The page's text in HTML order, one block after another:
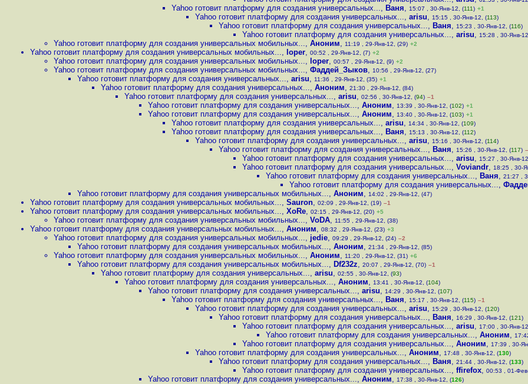
Yahoo готовит платформу для создания универсальных..., Ваня, 15:07 , 30-Янв-12, (111) +1
Yahoo готовит платформу для создания универсальных..., arisu, 15:15 , 30-Янв-12, (113)
Yahoo готовит платформу для создания универсальных..., Ваня, 15:23 , 30-Янв-12, (116)
Yahoo готовит платформу для создания универсальных..., arisu, 15:28 , 30-Янв-
Yahoo готовит платформу для создания универсальных мобильных..., Аноним, 11:19 , 29-Янв-12, (29) +2
Yahoo готовит платформу для создания универсальных мобильных..., loper, 00:52 , 29-Янв-12, (7) +2
Yahoo готовит платформу для создания универсальных мобильных..., loper, 00:57 , 29-Янв-12, (9) +2
Yahoo готовит платформу для создания универсальных мобильных..., Фаддей_Зыков, 10:56 , 29-Янв-12, (27)
Yahoo готовит платформу для создания универсальных..., arisu, 11:36 , 29-Янв-12, (35) +1
Yahoo готовит платформу для создания универсальных..., Аноним, 21:30 , 29-Янв-12, (84)
Yahoo готовит платформу для создания универсальных..., arisu, 02:56 , 30-Янв-12, (94) –1
Yahoo готовит платформу для создания универсальных..., Аноним, 13:39 , 30-Янв-12, (102) +1
Yahoo готовит платформу для создания универсальных..., Аноним, 13:40 , 30-Янв-12, (103) +1
Yahoo готовит платформу для создания универсальных..., arisu, 14:34 , 30-Янв-12, (109)
Yahoo готовит платформу для создания универсальных..., Ваня, 15:13 , 30-Янв-12, (112)
Yahoo готовит платформу для создания универсальных..., arisu, 15:16 , 30-Янв-12, (114)
Yahoo готовит платформу для создания универсальных..., Ваня, 15:26 , 30-Янв-12, (117)
Yahoo готовит платформу для создания универсальных..., arisu, 15:27 , 30-Янв-
Yahoo готовит платформу для создания универсальных..., Voviandr, 18:25 , 30-
Yahoo готовит платформу для создания универсальных..., Ваня, 21:27 ,
Yahoo готовит платформу для создания универсальных...,
Yahoo готовит платформу для создания универсальных мобильных..., Аноним, 14:02 , 29-Янв-12, (47)
Yahoo готовит платформу для создания универсальных мобильных..., Sauron, 02:09 , 29-Янв-12, (19) –1
Yahoo готовит платформу для создания универсальных мобильных..., XoRe, 02:15 , 29-Янв-12, (20) +5
Yahoo готовит платформу для создания универсальных мобильных..., VoDA, 11:55 , 29-Янв-12, (38)
Yahoo готовит платформу для создания универсальных мобильных..., Аноним, 08:32 , 29-Янв-12, (23) +3
Yahoo готовит платформу для создания универсальных мобильных..., jedie, 09:29 , 29-Янв-12, (24) –2
Yahoo готовит платформу для создания универсальных мобильных..., Аноним, 21:34 , 29-Янв-12, (85)
Yahoo готовит платформу для создания универсальных мобильных..., Аноним, 11:20 , 29-Янв-12, (31) +6
Yahoo готовит платформу для создания универсальных мобильных..., Df232z, 20:07 , 29-Янв-12, (70) –1
Yahoo готовит платформу для создания универсальных..., arisu, 02:55 , 30-Янв-12, (93)
Yahoo готовит платформу для создания универсальных..., Аноним, 13:41 , 30-Янв-12, (104)
Yahoo готовит платформу для создания универсальных..., arisu, 14:29 , 30-Янв-12, (107)
Yahoo готовит платформу для создания универсальных..., Ваня, 15:17 , 30-Янв-12, (115) –1
Yahoo готовит платформу для создания универсальных..., arisu, 15:29 , 30-Янв-12, (120)
Yahoo готовит платформу для создания универсальных..., Ваня, 16:29 , 30-Янв-12, (121)
Yahoo готовит платформу для создания универсальных..., arisu, 17:00 , 30-Янв-
Yahoo готовит платформу для создания универсальных..., Аноним,
Yahoo готовит платформу для создания универсальных..., Аноним, 17:39 , 30-
Yahoo готовит платформу для создания универсальных..., Аноним, 17:48 , 30-Янв-12, (130)
Yahoo готовит платформу для создания универсальных..., Ваня, 21:44 , 30-Янв-12, (133)
Yahoo готовит платформу для создания универсальных..., ffirefox, 00:53 , 01-
Yahoo готовит платформу для создания универсальных..., Аноним, 17:38 , 30-Янв-12, (126)